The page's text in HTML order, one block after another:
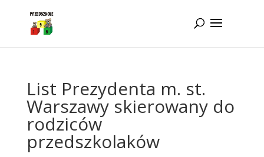
List Prezydenta m. st.
Warszawy skierowany do
rodziców
przedszkolaków